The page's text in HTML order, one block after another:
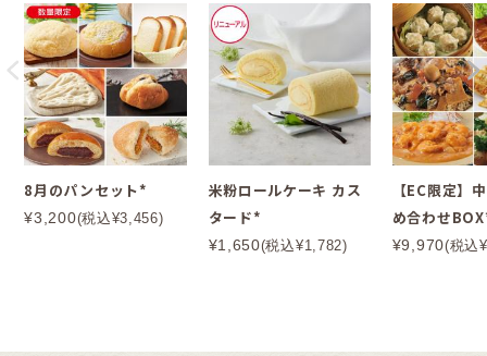
8月のパンセット*
¥3,200(税込¥3,456)
米粉ロールケーキ カス
タード*
¥1,650(税込¥1,782)
【EC限定】
め合わせ
¥9,970(税込